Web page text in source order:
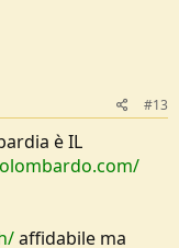
#13
è IL
affidabile ma